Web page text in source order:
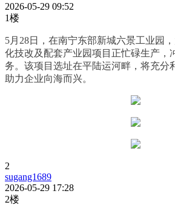
2026-05-29 09:52
1楼
5月28日，在南宁东部新城六景工业园
化技改及配套产业园项目正忙碌生产，
务。该项目选址在平陆运河畔，将充分
助力企业向海而兴。
2
sugang1689
2026-05-29 17:28
2楼